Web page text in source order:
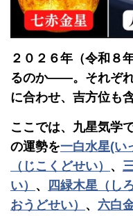
２０２６年（令和８
るのか――。それぞれ
に合わせ、吉方位も
ここでは、九星気学
の運勢を一白水星(い
（じこくどせい） 、
い） 、 四緑木星（し
おうどせい） 、 六白